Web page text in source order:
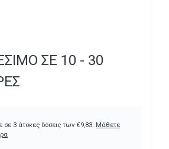
ΣΕ 10 - 30
σε 3 άτοκες δόσεις των €9,83. Μάθετε